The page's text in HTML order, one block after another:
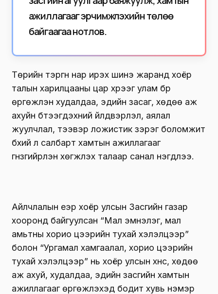
ажиллагааг эрчимжүүлэхийн төлөө
байгаагаа нотлов.
Төрийн тэргүүн нар ирэх шинэ жаранд хоёр
талын харилцааны цар хүрээг улам бүр
өргөжүүлэн худалдаа, эдийн засаг, хөдөө аж
ахуйн бүтээгдэхүүний үйлдвэрлэл, аялал
жуулчлал, тээвэр ложистик зэрэг боломжит
бүхий л салбарт хамтын ажиллагааг
гүнзгийрүүлэн хөгжүүлэх талаар санал нэгдлээ.
Айлчлалын үеэр хоёр улсын Засгийн газар
хооронд байгуулсан “Мал эмнэлэг, мал
амьтны хорио цээрийн тухай хэлэлцээр”
болон “Ургамал хамгаалал, хорио цээрийн
тухай хэлэлцээр” нь хоёр улсын хүнс, хөдөө
аж ахуй, худалдаа, эдийн засгийн хамтын
ажиллагааг өргөжүүлэхэд бодит хувь нэмэр